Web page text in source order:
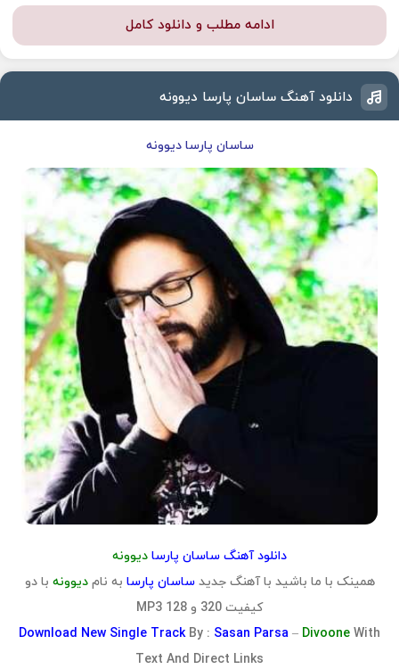
ادامه مطلب و دانلود کامل
دانلود آهنگ ساسان پارسا دیوونه
ساسان پارسا دیوونه
دانلود آهنگ ساسان پارسا دیوونه
همینک با ما باشید با آهنگ جدیدساسان پارسا به نامدیوونه با دو
کیفیت 320 و 128 MP3
Download New Single Track By : Sasan Parsa – Divoone With
Text And Direct Links